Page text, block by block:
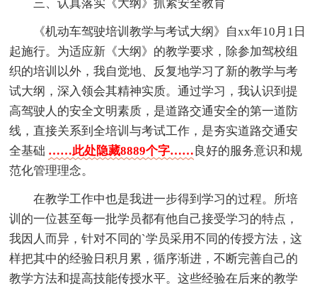
三、认真落实《大纲》抓紧安全教育
《机动车驾驶培训教学与考试大纲》自xx年10月1日
起施行。为适应新《大纲》的教学要求，除参加驾校组
织的培训以外，我自觉地、反复地学习了新的教学与考
试大纲，深入领会其精神实质。通过学习，我认识到提
高驾驶人的安全文明素质，是道路交通安全的第一道防
线，直接关系到全培训与考试工作，是夯实道路交通安
全基础 ……此处隐藏8889个字……良好的服务意识和规
范化管理理念。
在教学工作中也是我进一步得到学习的过程。所培
训的一位甚至每一批学员都有他自己接受学习的特点，
我因人而异，针对不同的`学员采用不同的传授方法，这
样把其中的经验日积月累，循序渐进，不断完善自己的
教学方法和提高技能传授水平。这些经验在后来的教学